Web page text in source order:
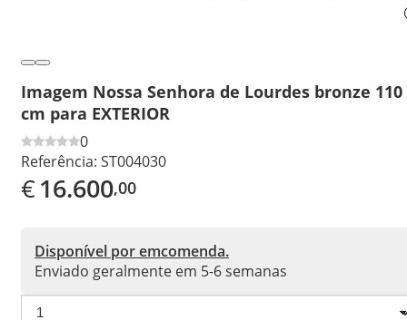
Imagem Nossa Senhora de Lourdes bronze 110
cm para EXTERIOR
0
Referência: ST004030
€16.600,00
Disponível por emcomenda.
Enviado geralmente em 5-6 semanas